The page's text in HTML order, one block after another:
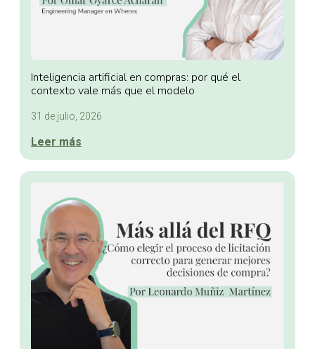
Inteligencia artificial en compras: por qué el
contexto vale más que el modelo
31 de julio, 2026
Leer más